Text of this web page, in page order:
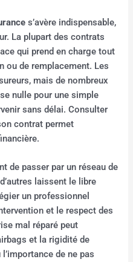
s’avère indispensable,
La plupart des contrats
qui prend en charge tout
ou de remplacement. Les
mais de nombreux
nulle pour une simple
sans délai. Consulter
contrat permet
de passer par un réseau de
laissent le libre
un professionnel
et le respect des
mal réparé peut
et la rigidité de
l’importance de ne pas